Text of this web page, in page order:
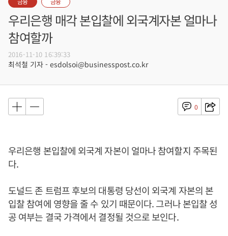
우리은행 매각 본입찰에 외국계자본 얼마나
참여할까
2016-11-10 16:39:33
최석철 기자 - esdolsoi@businesspost.co.kr
0
우리은행 본입찰에 외국계 자본이 얼마나 참여할지 주목된
다.
도널드 존 트럼프 후보의 대통령 당선이 외국계 자본의 본
입찰 참여에 영향을 줄 수 있기 때문이다. 그러나 본입찰 성
공 여부는 결국 가격에서 결정될 것으로 보인다.